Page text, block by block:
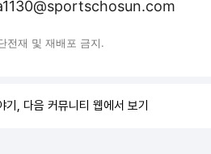
재 및 재배포 금지.
기, 다음 커뮤니티 웹에서 보기